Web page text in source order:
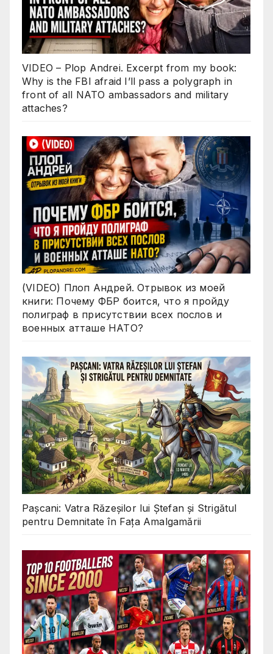
VIDEO – Plop Andrei. Excerpt from my book:
Why is the FBI afraid I’ll pass a polygraph in
front of all NATO ambassadors and military
attaches?
(VIDEO) Плоп Андрей. Отрывок из моей
книги: Почему ФБР боится, что я пройду
полиграф в присутствии всех послов и
военных атташе НАТО?
Pașcani: Vatra Răzeșilor lui Ștefan și Strigătul
pentru Demnitate în Fața Amalgamării